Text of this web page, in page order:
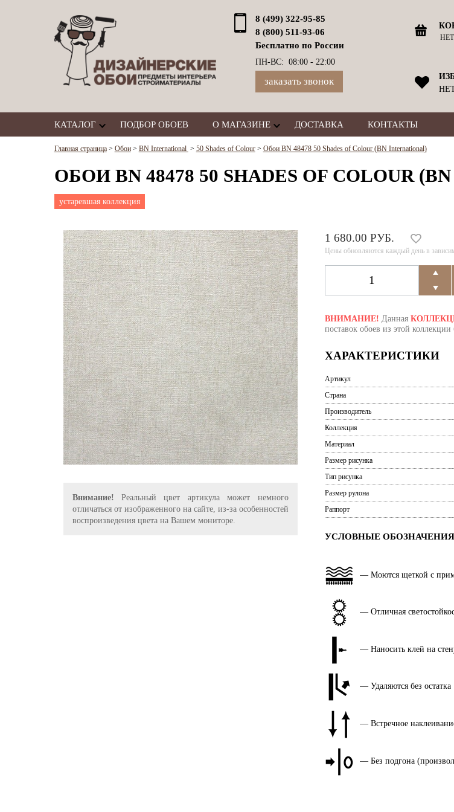
8 (499) 322-95-85
8 (800) 511-93-06
Бесплатно по России
ПН-ВС: 08:00 - 22:00
заказать звонок
КАТАЛОГ ПОДБОР ОБОЕВ О МАГАЗИНЕ ДОСТАВКА КОНТАКТЫ
Главная страница> Обои> BN International > 50 Shades of Colour> Обои BN 48478 50 Shades of Colour (BN International)
ОБОИ BN 48478 50 SHADES OF COLOUR
устаревшая коллекция
Внимание! Реальный цвет артикула может немного
отличаться от изображенного на сайте, из-за особенностей
воспроизведения цвета на Вашем мониторе.
1 680.00 РУБ.
Цены обновляются каждый день в
ВНИМАНИЕ! Данная
поставок обоев из этой коллекции
ХАРАКТЕРИСТИКИ
Артикул
Страна
Производитель
Коллекция
Материал
Размер рисунка
Тип рисунка
Размер рулона
Раппорт
УСЛОВНЫЕ ОБОЗНАЧЕНИЯ
— Моются щеткой с
— Отличная
— Наносить клей на
— Удаляются без остатка
— Встречное
— Без подгона